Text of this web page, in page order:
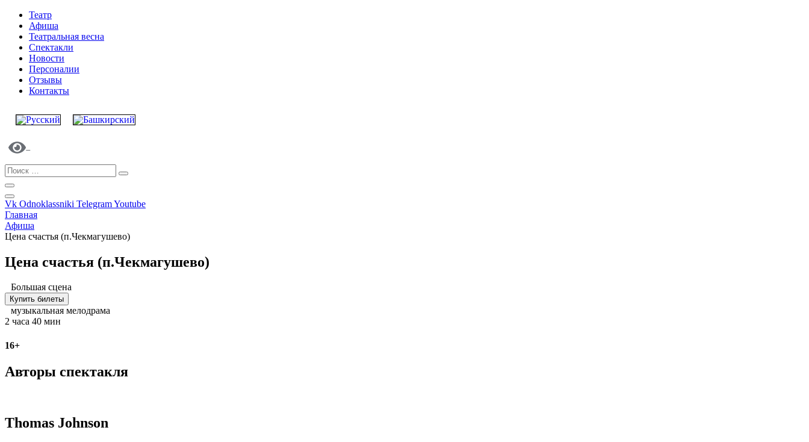
Театр
Афиша
Театральная весна
Спектакли
Новости
Персоналии
Отзывы
Контакты
Vk Odnoklassniki TelegramYoutube
Главная
Афиша
Цена счастья (п.Чекмагушево)
Цена счастья (п.Чекмагушево)
Большая сцена
Купить билеты
музыкальная мелодрама
2 часа 40 мин
16+
Авторы спектакля
Thomas Johnson